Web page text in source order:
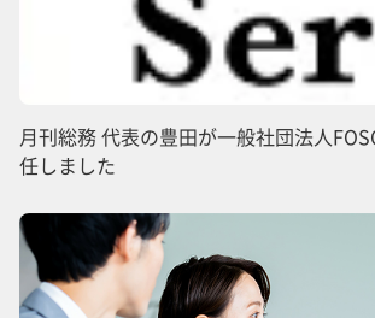
月刊総務 代表の豊田が一般社団法人
任しました